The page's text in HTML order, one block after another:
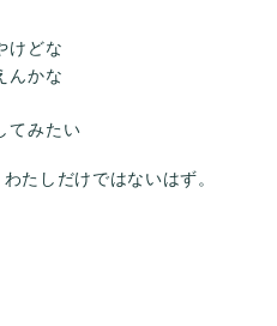
けどな
んかな
てみたい
たしだけではないはず。